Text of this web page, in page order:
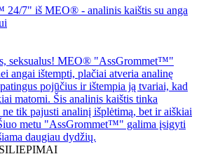
seksualus! MEO® "AssGrommet™"
angai ištempti, plačiai atveria analinę
pojūčius ir ištempia ją tvariai, kad
matomi. Šis analinis kaištis tinka
tik pajusti analinį išplėtimą, bet ir aiškiai
metu "AssGrommet™" galima įsigyti
daugiau dydžių.